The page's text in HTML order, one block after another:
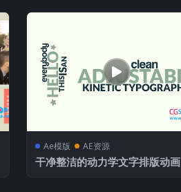
Ae模版 AE资源
干净整洁的动力学文字排版动画